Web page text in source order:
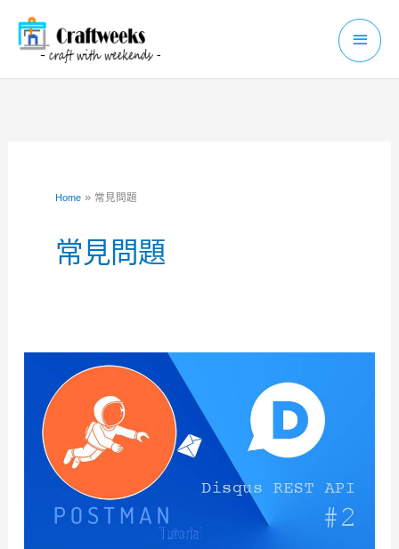
Main
Home 常見問題
常見問題